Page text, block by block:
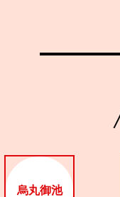
烏丸御池